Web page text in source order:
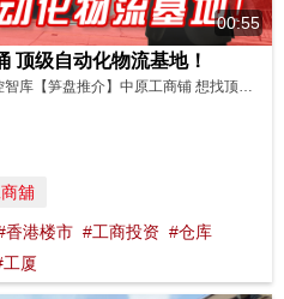
00:55
顶级自动化物流基地！
舖
香港楼市 #工商投资 #仓库
工厦